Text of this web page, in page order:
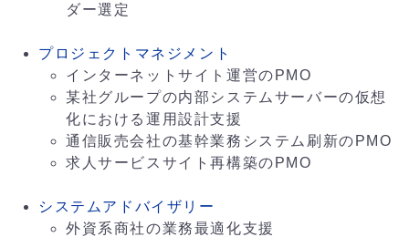
ダー選定
プロジェクトマネジメント
インターネットサイト運営のPMO
某社グループの内部システムサーバーの仮想
化における運用設計支援
通信販売会社の基幹業務システム刷新のPMO
求人サービスサイト再構築のPMO
システムアドバイザリー
外資系商社の業務最適化支援